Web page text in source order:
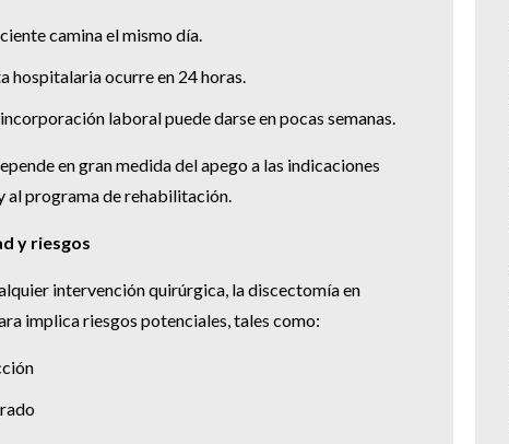
camina el mismo día.
hospitalaria ocurre en 24 horas.
laboral puede darse en pocas semanas.
en gran medida del apego a las indicaciones
al programa de rehabilitación.
y riesgos
intervención quirúrgica, la discectomía en
implica riesgos potenciales, tales como: